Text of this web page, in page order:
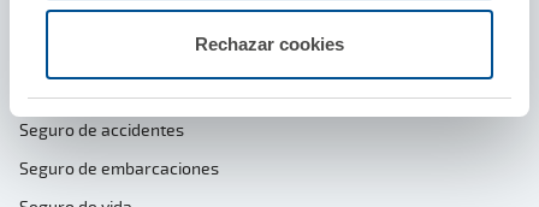
Rechazar cookies
Seguro de moto y ciclomotor
Seguro de accidentes
Seguro de embarcaciones